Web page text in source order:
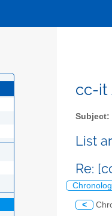
cc-it
Subject:
List
Re:
<